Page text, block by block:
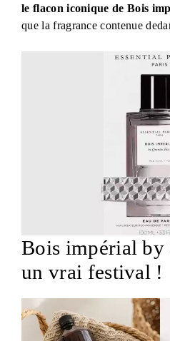
le flacon iconique de Bois
que la fragrance contenue
Bois impérial by
un vrai festival !